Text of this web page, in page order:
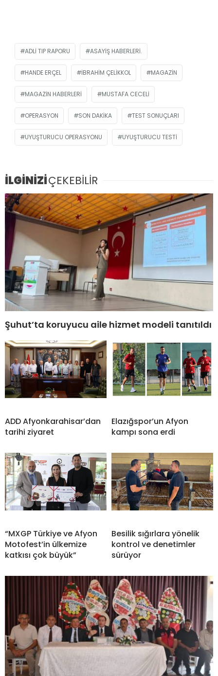
ADLI TIP RAPORU ASAYIŞ HABERLERI.
HANDE ERÇEL IBRAHIM ÇELIKKOL MAGAZIN
MAGAZIN HABERLERI MUSTAFA CECELI
OPERASYON SON DAKIKA TEST SONUÇLARI
UYUŞTURUCU OPERASYONU UYUŞTURUCU TESTI
İLGİNİZİÇEKEBİLİR
Şuhut’ta koruyucu aile hizmet modeli tanıtıldı
ADD Afyonkarahisar’dan
tarihi ziyaret
Elazığspor’un Afyon
kampı sona erdi
“MXGP Türkiye ve Afyon
Motofest’in ülkemize
katkısı çok büyük”
Besilik sığırlara yönelik
kontrol ve denetimler
sürüyor